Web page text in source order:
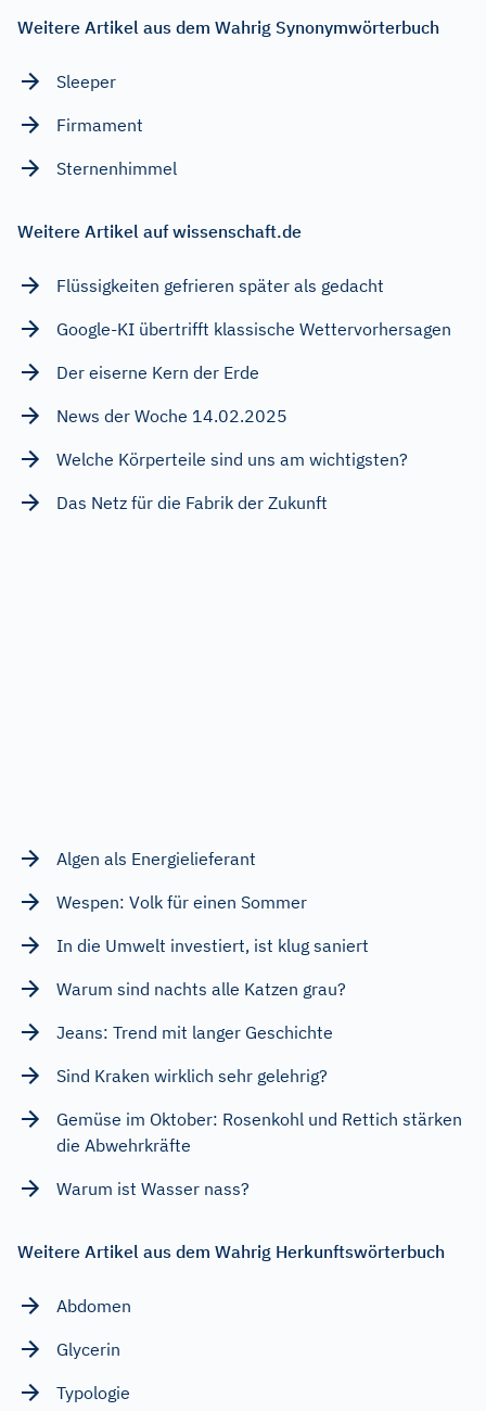
Weitere Artikel aus dem Wahrig Synonymwörterbuch
Sleeper
Firmament
Sternenhimmel
Weitere Artikel auf wissenschaft.de
Flüssigkeiten gefrieren später als gedacht
Google-KI übertrifft klassische Wettervorhersagen
Der eiserne Kern der Erde
News der Woche 14.02.2025
Welche Körperteile sind uns am wichtigsten?
Das Netz für die Fabrik der Zukunft
Algen als Energielieferant
Wespen: Volk für einen Sommer
In die Umwelt investiert, ist klug saniert
Warum sind nachts alle Katzen grau?
Jeans: Trend mit langer Geschichte
Sind Kraken wirklich sehr gelehrig?
Gemüse im Oktober: Rosenkohl und Rettich stärken
die Abwehrkräfte
Warum ist Wasser nass?
Weitere Artikel aus dem Wahrig Herkunftswörterbuch
Abdomen
Glycerin
Typologie